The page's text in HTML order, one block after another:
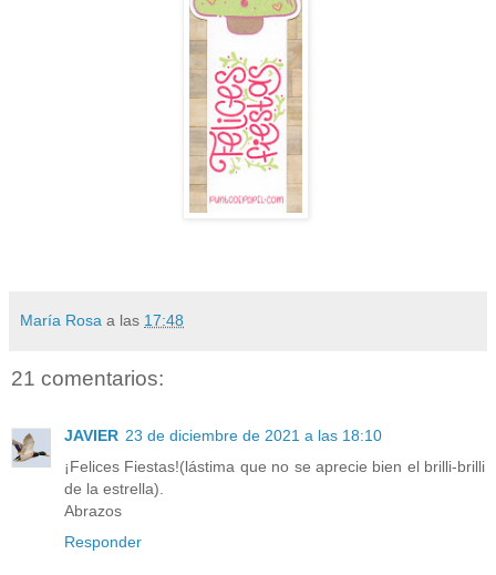
María Rosa a las 17:48
21 comentarios:
JAVIER 23 de diciembre de 2021 a las 18:10
¡Felices Fiestas!(lástima que no se aprecie bien el brilli-brilli
de la estrella).
Abrazos
Responder